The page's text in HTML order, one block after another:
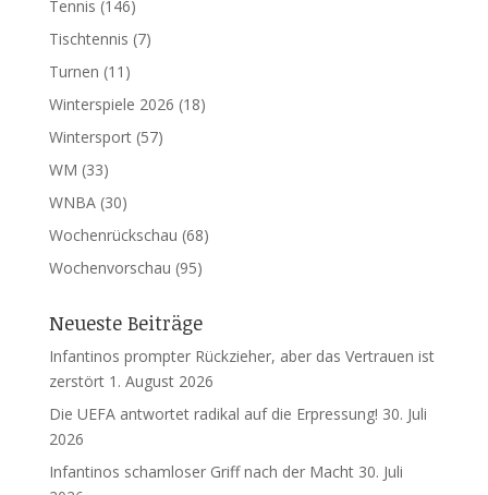
Tennis (146)
Tischtennis (7)
Turnen (11)
Winterspiele 2026 (18)
Wintersport(57)
WM (33)
WNBA(30)
Wochenrückschau (68)
Wochenvorschau (95)
Neueste Beiträge
Infantinos prompter Rückzieher, aber das Vertrauen ist
zerstört 1. August 2026
Die UEFA antwortet radikal auf die Erpressung! 30. Juli
2026
Infantinos schamloser Griff nach der Macht 30. Juli